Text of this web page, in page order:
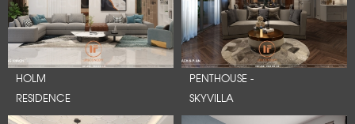
HOLM
RESIDENCE
PENTHOUSE -
SKYVILLA